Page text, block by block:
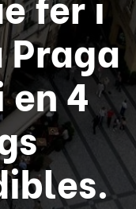
Praga
en 4